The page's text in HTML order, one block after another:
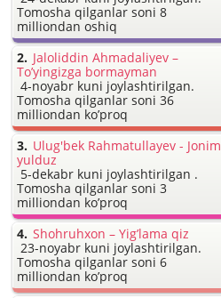
Tomosha qilganlar soni 8
milliondan oshiq
Jaloliddin Ahmadaliyev –
To’yingizga bormayman
4-noyabr kuni joylashtirilgan.
Tomosha qilganlar soni 36
milliondan ko’proq
Ulug'bek Rahmatullayev - Jonim
yulduz
5-dekabr kuni joylashtirilgan .
Tomosha qilganlar soni 3
milliondan ko’proq
Shohruhxon – Yig’lama qiz
23-noyabr kuni joylashtirilgan.
Tomosha qilganlar soni 6
milliondan ko’proq